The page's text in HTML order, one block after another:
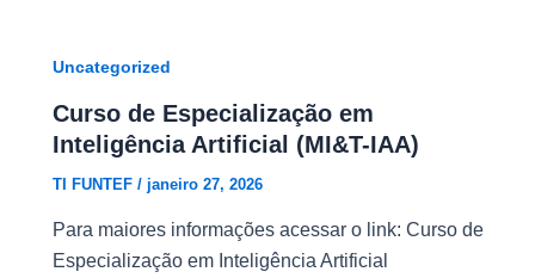
Uncategorized
Curso de Especialização em
Inteligência Artificial (MI&T-IAA)
TI FUNTEF / janeiro 27, 2026
Para maiores informações acessar o link: Curso de
Especialização em Inteligência Artificial